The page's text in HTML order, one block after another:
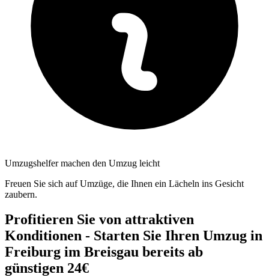
Umzugshelfer machen den Umzug leicht
Freuen Sie sich auf Umzüge, die Ihnen ein Lächeln ins Gesicht
zaubern.
Profitieren Sie von attraktiven
Konditionen - Starten Sie Ihren Umzug in
Freiburg im Breisgau bereits ab
günstigen 24€